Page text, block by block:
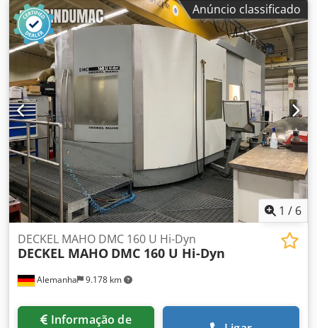
Anúncio classificado
1 / 6
Alemanha 9.178 km
DECKEL MAHO DMC 160 U Hi-Dyn
DECKEL MAHO DMC 160 U Hi-Dyn